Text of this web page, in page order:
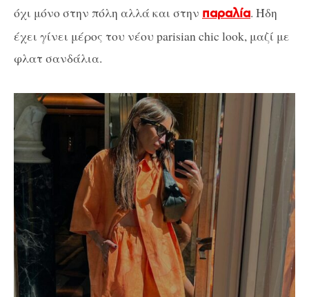
όχι μόνο στην πόλη αλλά και στην παραλία. Ήδη
έχει γίνει μέρος του νέου parisian chic look, μαζί με
φλατ σανδάλια.